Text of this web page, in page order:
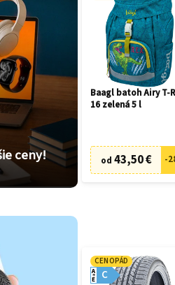
ceny!
Baagl batoh Airy T-
16 zelená 5 l
od 43,50 € -
CENOPÁD
C
A
E